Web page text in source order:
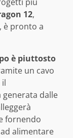
12,
è pronto a
è piuttosto
un cavo
il
dalle
fornendo
alimentare